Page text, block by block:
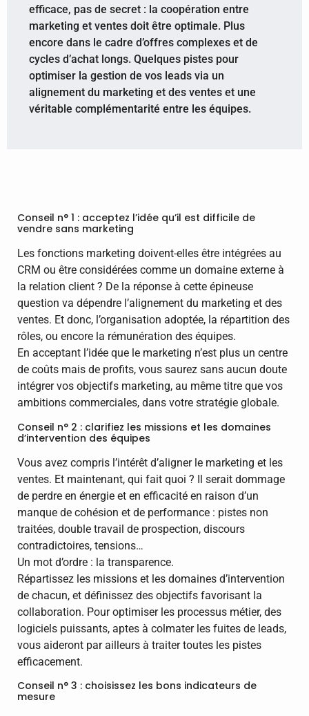
efficace, pas de secret : la coopération entre
marketing et ventes doit être optimale. Plus
encore dans le cadre d’offres complexes et de
cycles d’achat longs. Quelques pistes pour
optimiser la gestion de vos leads via un
alignement du marketing et des ventes et une
véritable complémentarité entre les équipes.
Conseil n° 1 : acceptez l’idée qu’il est difficile de
vendre sans marketing
Les fonctions marketing doivent-elles être intégrées au
CRM ou être considérées comme un domaine externe à
la relation client ? De la réponse à cette épineuse
question va dépendre l’alignement du marketing et des
ventes. Et donc, l’organisation adoptée, la répartition des
rôles, ou encore la rémunération des équipes.
En acceptant l’idée que le marketing n’est plus un centre
de coûts mais de profits, vous saurez sans aucun doute
intégrer vos objectifs marketing, au même titre que vos
ambitions commerciales, dans votre stratégie globale.
Conseil n° 2 : clarifiez les missions et les domaines
d’intervention des équipes
Vous avez compris l’intérêt d’aligner le marketing et les
ventes. Et maintenant, qui fait quoi ? Il serait dommage
de perdre en énergie et en efficacité en raison d’un
manque de cohésion et de performance : pistes non
traitées, double travail de prospection, discours
contradictoires, tensions…
Un mot d’ordre : la transparence.
Répartissez les missions et les domaines d’intervention
de chacun, et définissez des objectifs favorisant la
collaboration. Pour optimiser les processus métier, des
logiciels puissants, aptes à colmater les fuites de leads,
vous aideront par ailleurs à traiter toutes les pistes
efficacement.
Conseil n° 3 : choisissez les bons indicateurs de
mesure